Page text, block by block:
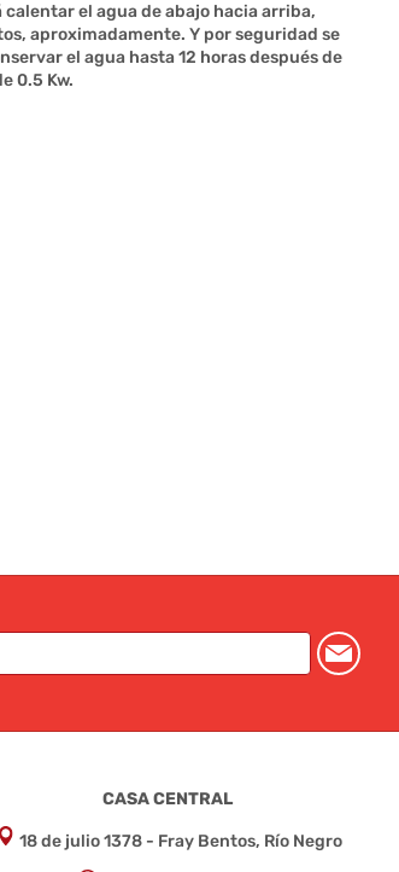
el agua de abajo hacia arriba,
aproximadamente. Y por seguridad se
el agua hasta 12 horas después de
0.5 Kw.
CASA CENTRAL
18 de julio 1378 - Fray Bentos, Río Negro